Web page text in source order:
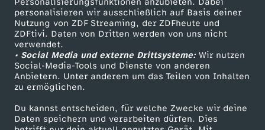
Personalisierungsfunktionen anzubieten. Dabei
personalisieren wir ausschließlich auf Basis deiner
Nutzung von ZDF Streaming, der ZDFheute und
ZDFtivi. Daten von Dritten werden von uns nicht
verwendet.
• Social Media und externe Drittsysteme:Wir nutzen
Social-Media-Tools und Dienste von anderen
Anbietern. Unter anderem um das Teilen von Inhalten
zu ermöglichen.
Du kannst entscheiden, für welche Zwecke wir deine
Daten speichern und verarbeiten dürfen. Dies
t
e
r
M
a
ZDF Unternehmen
Karriere
ZDF goes Schule